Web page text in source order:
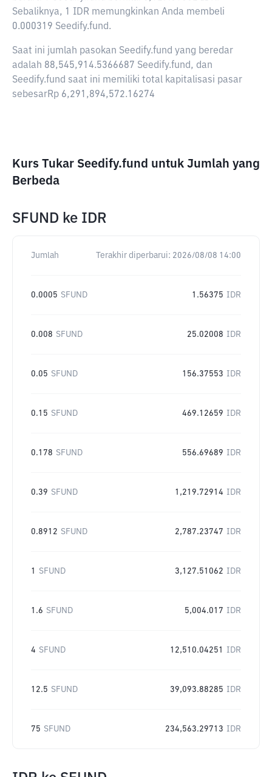
Sebaliknya, 1 IDR memungkinkan Anda membeli
0.000319 Seedify.fund.
Saat ini jumlah pasokan Seedify.fund yang beredar
adalah 88,545,914.5366687 Seedify.fund, dan
Seedify.fund saat ini memiliki total kapitalisasi pasar
sebesarRp 6,291,894,572.16274
Kurs Tukar Seedify.fund untuk Jumlah yang
Berbeda
SFUND ke IDR
Jumlah Terakhir diperbarui: 2026/08/08 14:00
0.0005 SFUND 1.56375 IDR
0.008 SFUND 25.02008 IDR
0.05 SFUND 156.37553 IDR
0.15 SFUND 469.12659 IDR
0.178 SFUND 556.69689 IDR
0.39 SFUND 1,219.72914 IDR
0.8912 SFUND 2,787.23747 IDR
1 SFUND 3,127.51062 IDR
1.6 SFUND 5,004.017 IDR
4 SFUND 12,510.04251 IDR
12.5 SFUND 39,093.88285 IDR
75 SFUND 234,563.29713 IDR